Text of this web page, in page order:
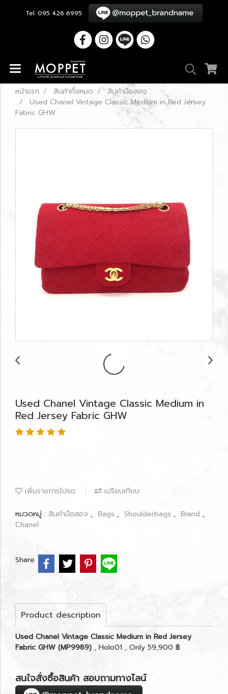
Tel. 095 426 6995
หน้าแรก สินค้าทั้งหมด
สินค้ามือสอง
Used Chanel Vintage Classic Medium in Red Jersey
Fabric GHW
Used Chanel Vintage Classic Medium in
Red Jersey Fabric GHW
เพิ่มรายการโปรด เปรียบเทียบ
หมวดหมู่ : สินค้ามือสอง , Bags , Shoulderbags , Brand ,
Chanel
Share
Product description
Used Chanel Vintage Classic Medium in Red Jersey
Fabric GHW (MP9989) , Holo01 , Only 59,900 ฿
สนใจสั่งซื้อสินค้า สอบถามทางไลน์